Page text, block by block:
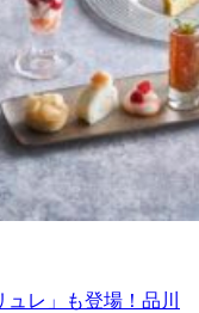
レ」も登場！品川